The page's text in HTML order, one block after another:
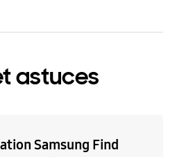
astuces
Samsung Find